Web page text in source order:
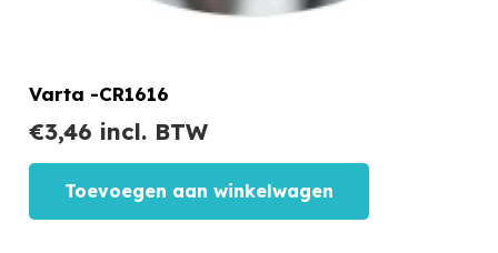
Varta -CR1616
€3,46 incl. BTW
Toevoegen aan winkelwagen